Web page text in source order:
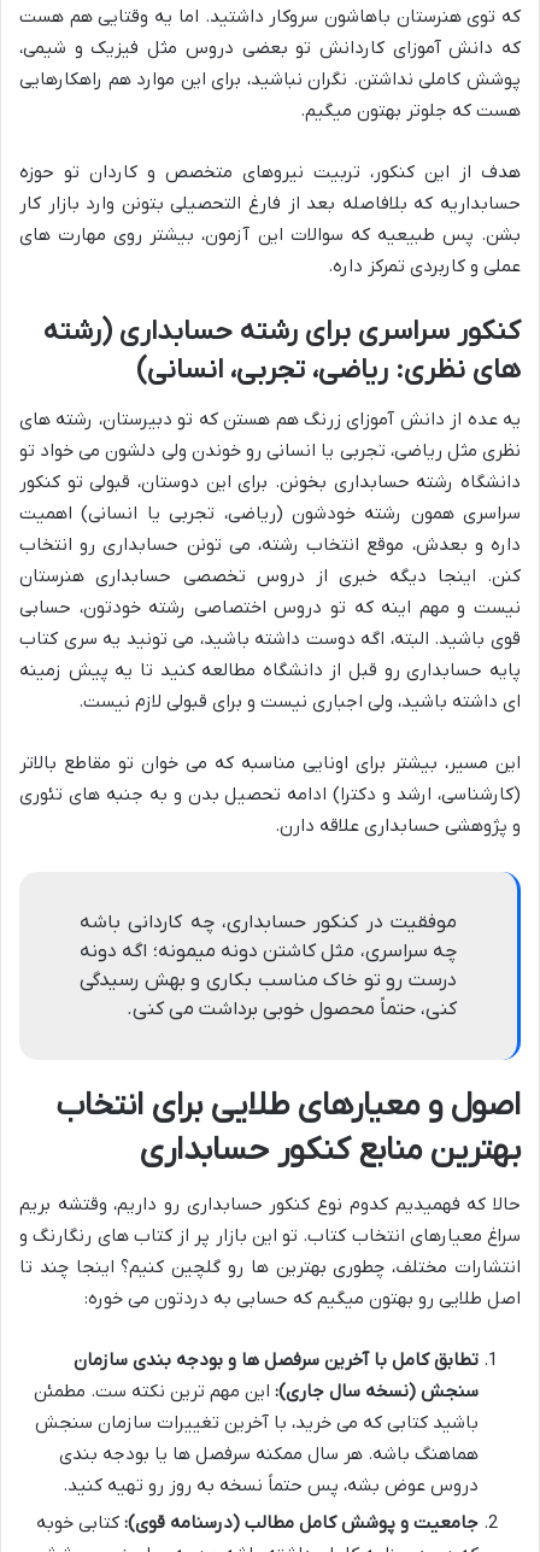
که توی هنرستان باهاشون سروکار داشتید. اما یه وقتایی هم هست
که دانش آموزای کاردانش تو بعضی دروس مثل فیزیک و شیمی،
پوشش کاملی نداشتن. نگران نباشید، برای این موارد هم راهکارهایی
هست که جلوتر بهتون میگیم.
هدف از این کنکور، تربیت نیروهای متخصص و کاردان تو حوزه
حسابداریه که بلافاصله بعد از فارغ التحصیلی بتونن وارد بازار کار
بشن. پس طبیعیه که سوالات این آزمون، بیشتر روی مهارت های
عملی و کاربردی تمرکز داره.
کنکور سراسری برای رشته حسابداری (رشته
های نظری: ریاضی، تجربی، انسانی)
یه عده از دانش آموزای زرنگ هم هستن که تو دبیرستان، رشته های
نظری مثل ریاضی، تجربی یا انسانی رو خوندن ولی دلشون می خواد تو
دانشگاه رشته حسابداری بخونن. برای این دوستان، قبولی تو کنکور
سراسری همون رشته خودشون (ریاضی، تجربی یا انسانی) اهمیت
داره و بعدش، موقع انتخاب رشته، می تونن حسابداری رو انتخاب
کنن. اینجا دیگه خبری از دروس تخصصی حسابداری هنرستان
نیست و مهم اینه که تو دروس اختصاصی رشته خودتون، حسابی
قوی باشید. البته، اگه دوست داشته باشید، می تونید یه سری کتاب
پایه حسابداری رو قبل از دانشگاه مطالعه کنید تا یه پیش زمینه
ای داشته باشید، ولی اجباری نیست و برای قبولی لازم نیست.
این مسیر، بیشتر برای اونایی مناسبه که می خوان تو مقاطع بالاتر
(کارشناسی، ارشد و دکترا) ادامه تحصیل بدن و به جنبه های تئوری
و پژوهشی حسابداری علاقه دارن.
موفقیت در کنکور حسابداری، چه کاردانی باشه
چه سراسری، مثل کاشتن دونه میمونه؛ اگه دونه
درست رو تو خاک مناسب بکاری و بهش رسیدگی
کنی، حتماً محصول خوبی برداشت می کنی.
اصول و معیارهای طلایی برای انتخاب
بهترین منابع کنکور حسابداری
حالا که فهمیدیم کدوم نوع کنکور حسابداری رو داریم، وقتشه بریم
سراغ معیارهای انتخاب کتاب. تو این بازار پر از کتاب های رنگارنگ و
انتشارات مختلف، چطوری بهترین ها رو گلچین کنیم؟ اینجا چند تا
اصل طلایی رو بهتون میگیم که حسابی به دردتون می خوره:
تطابق کامل با آخرین سرفصل ها و بودجه بندی سازمان
سنجش (نسخه سال جاری): این مهم ترین نکته ست. مطمئن
باشید کتابی که می خرید، با آخرین تغییرات سازمان سنجش
هماهنگ باشه. هر سال ممکنه سرفصل ها یا بودجه بندی
دروس عوض بشه، پس حتماً نسخه به روز رو تهیه کنید.
جامعیت و پوشش کامل مطالب (درسنامه قوی): کتابی خوبه